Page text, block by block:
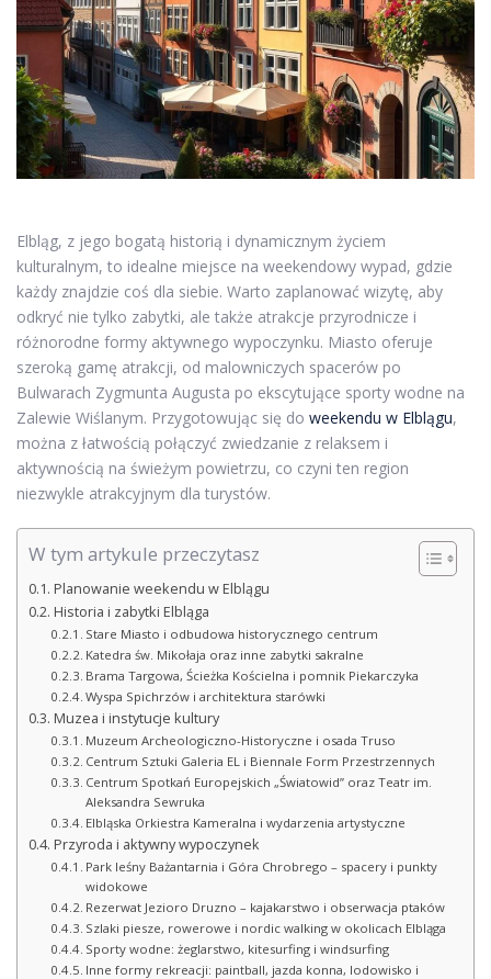
Elbląg, z jego bogatą historią i dynamicznym życiem
kulturalnym, to idealne miejsce na weekendowy wypad, gdzie
każdy znajdzie coś dla siebie. Warto zaplanować wizytę, aby
odkryć nie tylko zabytki, ale także atrakcje przyrodnicze i
różnorodne formy aktywnego wypoczynku. Miasto oferuje
szeroką gamę atrakcji, od malowniczych spacerów po
Bulwarach Zygmunta Augusta po ekscytujące sporty wodne na
Zalewie Wiślanym. Przygotowując się do weekendu w Elblągu,
można z łatwością połączyć zwiedzanie z relaksem i
aktywnością na świeżym powietrzu, co czyni ten region
niezwykle atrakcyjnym dla turystów.
W tym artykule przeczytasz
Planowanie weekendu w Elblągu
Historia i zabytki Elbląga
Stare Miasto i odbudowa historycznego centrum
Katedra św. Mikołaja oraz inne zabytki sakralne
Brama Targowa, Ścieżka Kościelna i pomnik Piekarczyka
Wyspa Spichrzów i architektura starówki
Muzea i instytucje kultury
Muzeum Archeologiczno-Historyczne i osada Truso
Centrum Sztuki Galeria EL i Biennale Form Przestrzennych
Centrum Spotkań Europejskich „Światowid” oraz Teatr im.
Aleksandra Sewruka
Elbląska Orkiestra Kameralna i wydarzenia artystyczne
Przyroda i aktywny wypoczynek
Park leśny Bażantarnia i Góra Chrobrego – spacery i punkty
widokowe
Rezerwat Jezioro Druzno – kajakarstwo i obserwacja ptaków
Szlaki piesze, rowerowe i nordic walking w okolicach Elbląga
Sporty wodne: żeglarstwo, kitesurfing i windsurfing
Inne formy rekreacji: paintball, jazda konna, lodowisko i